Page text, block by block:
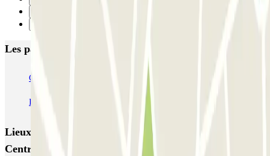
Les parkings les mieux notés à Logrono
COPARK Plaza Ayuntamiento SABA Estación Logroño
INDIGO Jorge Vigón Gran Vía Logroño PARKIA
Lieux et événements intéressants à proximité CLUBÖ
Central Gran Vía